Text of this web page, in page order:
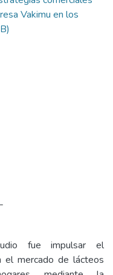
Vakimu en los
fue impulsar el
el mercado de lácteos